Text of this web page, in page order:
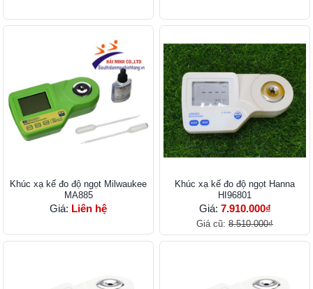
Khúc xạ kế đo độ ngọt Milwaukee
MA885
Giá: Liên hệ
Khúc xạ kế đo độ ngọt Hanna
HI96801
Giá: 7.910.000₫
Giá cũ: 8.510.000₫